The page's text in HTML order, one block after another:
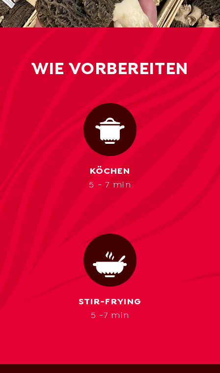
WIE VORBEREITEN
KÖCHEN
5 - 7 min
STIR-FRYING
5 -7 min